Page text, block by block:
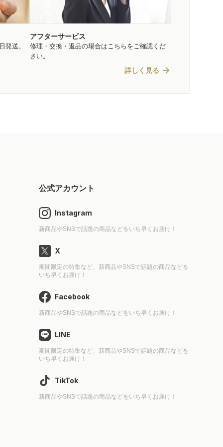
発送。
アフターサービス
修理・交換・返品の場合はこちらをご確認くだ
さい。
詳しく見る arrow_forward
公式アカウント
Instagram
新商品やSNSで話題の商品などをいち早くお届け！
X
期間限定の特集など、新商品やSNSで話題の商品などを
いち早くお届け！
Facebook
新商品やSNSで話題の商品などをいち早くお届け！
LINE
期間限定の特集など、新商品やSNSで話題の商品などを
いち早くお届け！
TikTok
新商品やSNSで話題の商品などをいち早くお届け！